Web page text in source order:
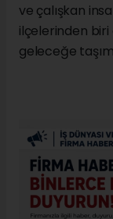
ve çalışkan
ilçelerinden
geleceğe